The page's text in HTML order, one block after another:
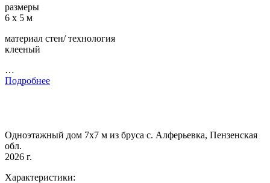
размеры
6 х 5 м
материал стен/ технология
клееный
…
Подробнее
Одноэтажный дом 7х7 м из бруса с. Алферьевка, Пензенская
обл.
2026 г.
Характеристики: